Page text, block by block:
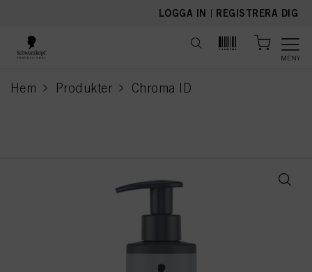
LOGGA IN | REGISTRERA DIG
MENY
Hem Produkter Chroma ID
current page